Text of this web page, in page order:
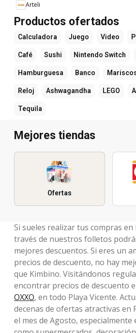
Arteli
Productos ofertados
Calculadora Juego Video
Café Sushi Nintendo Switch
Hamburguesa Banco
Reloj Ashwagandha LEGO
Tequila
Mejores tiendas
Ofertas
Si sueles realizar tus compras en
través de nuestros folletos
mejores descuentos. Si eres un
precios de descuento, no hay
que Kimbino. Visitándonos
encontrar precios de descuento
OXXO, en todo Playa Vicente.
decenas de ofertas atractivas en
el mes de Agosto, especialmente